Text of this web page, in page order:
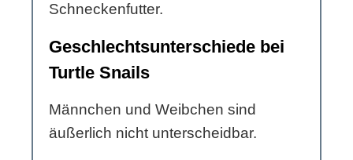
Schneckenfutter.
Geschlechtsunterschiede bei
Turtle Snails
Männchen und Weibchen sind
äußerlich nicht unterscheidbar.